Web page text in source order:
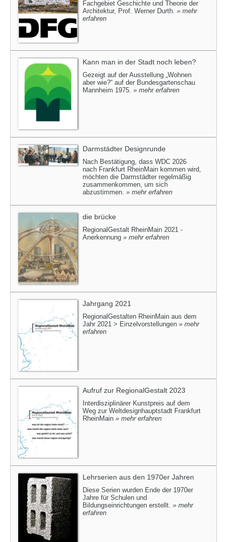
Fachgebiet Geschichte und Theorie der
Architektur, Prof. Werner Durth. » mehr
erfahren
Kann man in der Stadt noch leben?
Gezeigt auf der Ausstellung „Wohnen
aber wie?“ auf der Bundesgartenschau
Mannheim 1975. » mehr erfahren
Darmstädter Designrunde
Nach Bestätigung, dass WDC 2026
nach Frankfurt RheinMain kommen wird,
möchten die Darmstädter regelmäßig
zusammenkommen, um sich
abzustimmen. » mehr erfahren
die brücke
RegionalGestalt RheinMain 2021 -
Anerkennung » mehr erfahren
Jahrgang 2021
RegionalGestalten RheinMain aus dem
Jahr 2021 > Einzelvorstellungen » mehr
erfahren
Aufruf zur RegionalGestalt 2023
Interdisziplinärer Kunstpreis auf dem
Weg zur Weltdesignhauptstadt Frankfurt
RheinMain » mehr erfahren
Lehrserien aus den 1970er Jahren
Diese Serien wurden Ende der 1970er
Jahre für Schulen und
Bildungseinrichtungen erstellt. » mehr
erfahren